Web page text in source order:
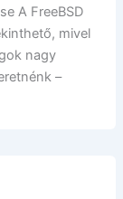
A FreeBSD
mivel
nagy
–